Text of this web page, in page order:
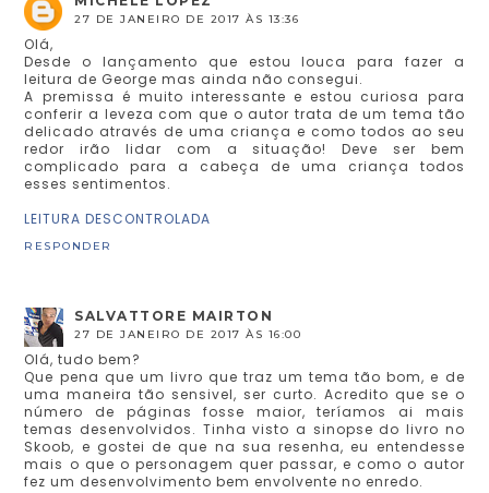
27 DE JANEIRO DE 2017 ÀS 13:36
Olá,
Desde o lançamento que estou louca para fazer a
leitura de George mas ainda não consegui.
A premissa é muito interessante e estou curiosa para
conferir a leveza com que o autor trata de um tema tão
delicado através de uma criança e como todos ao seu
redor irão lidar com a situação! Deve ser bem
complicado para a cabeça de uma criança todos
esses sentimentos.
LEITURA DESCONTROLADA
RESPONDER
SALVATTORE MAIRTON
27 DE JANEIRO DE 2017 ÀS 16:00
Olá, tudo bem?
Que pena que um livro que traz um tema tão bom, e de
uma maneira tão sensivel, ser curto. Acredito que se o
número de páginas fosse maior, teríamos ai mais
temas desenvolvidos. Tinha visto a sinopse do livro no
Skoob, e gostei de que na sua resenha, eu entendesse
mais o que o personagem quer passar, e como o autor
fez um desenvolvimento bem envolvente no enredo.